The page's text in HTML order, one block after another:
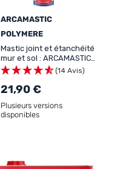
ARCAMASTIC
POLYMERE
Mastic joint et étanchéité
mur et sol : ARCAMASTIC
POLYMERE
(14 Avis)
21,90 €
Plusieurs versions
disponibles